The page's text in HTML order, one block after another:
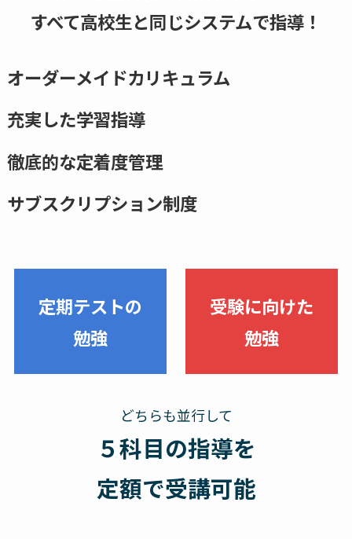
すべて高校生と同じシステムで指導！
オーダーメイドカリキュラム
充実した学習指導
徹底的な定着度管理
サブスクリプション制度
定期テストの
勉強
受験に向けた
勉強
どちらも並行して
５科目の指導を
定額で受講可能